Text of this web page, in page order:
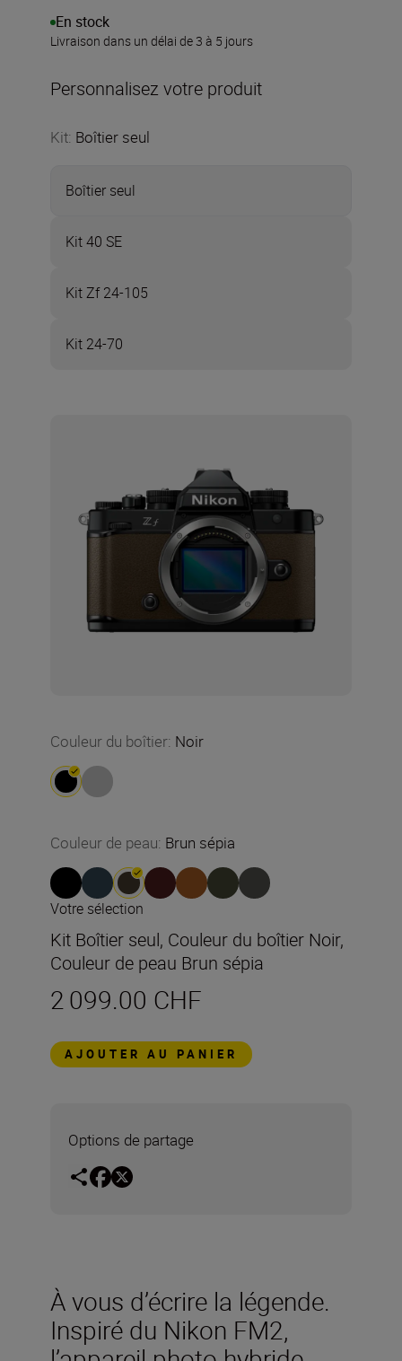
En stock
Livraison dans un délai de 3 à 5 jours
Personnalisez votre produit
Kit: Boîtier seul
Boîtier seul
Kit 40 SE
Kit Zf 24-105
Kit 24-70
Couleur du boîtier: Noir
Couleur de peau: Brun sépia
Votre sélection
Kit Boîtier seul, Couleur du boîtier Noir,
Couleur de peau Brun sépia
2 099.00 CHF
AJOUTER AU PANIER
Options de partage
À vous d’écrire la légende.
Inspiré du Nikon FM2,